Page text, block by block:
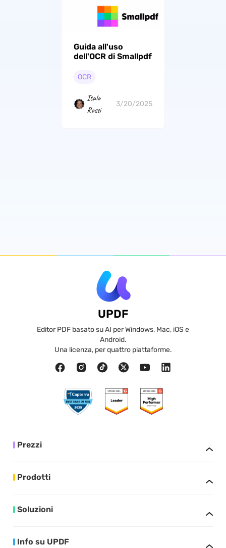
Guida all'uso
dell'OCR di Smallpdf
OCR
Italo
Rossi
3/20/2025
UPDF
Editor PDF basato su AI per Windows, Mac, iOS e
Android.
Una licenza, per quattro piattaforme.
Prezzi
Prodotti
Soluzioni
Info su UPDF